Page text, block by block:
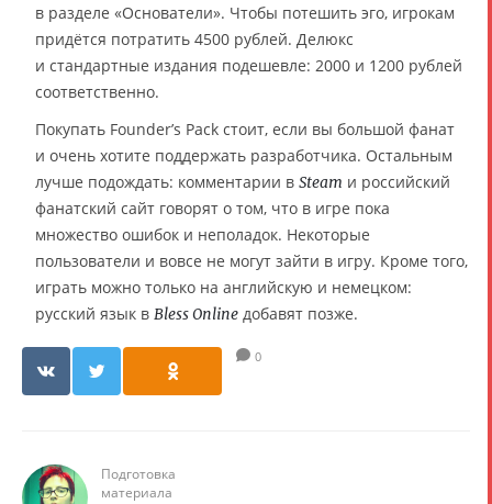
в разделе «Основатели». Чтобы потешить эго, игрокам
придётся потратить 4500 рублей. Делюкс
и стандартные издания подешевле: 2000 и 1200 рублей
соответственно.
Покупать Founder’s Pack стоит, если вы большой фанат
и очень хотите поддержать разработчика. Остальным
лучше подождать: комментарии в Steam и российский
фанатский сайт говорят о том, что в игре пока
множество ошибок и неполадок. Некоторые
пользователи и вовсе не могут зайти в игру. Кроме того,
играть можно только на английскую и немецком:
русский язык в Bless Online добавят позже.
0
Подготовка
материала